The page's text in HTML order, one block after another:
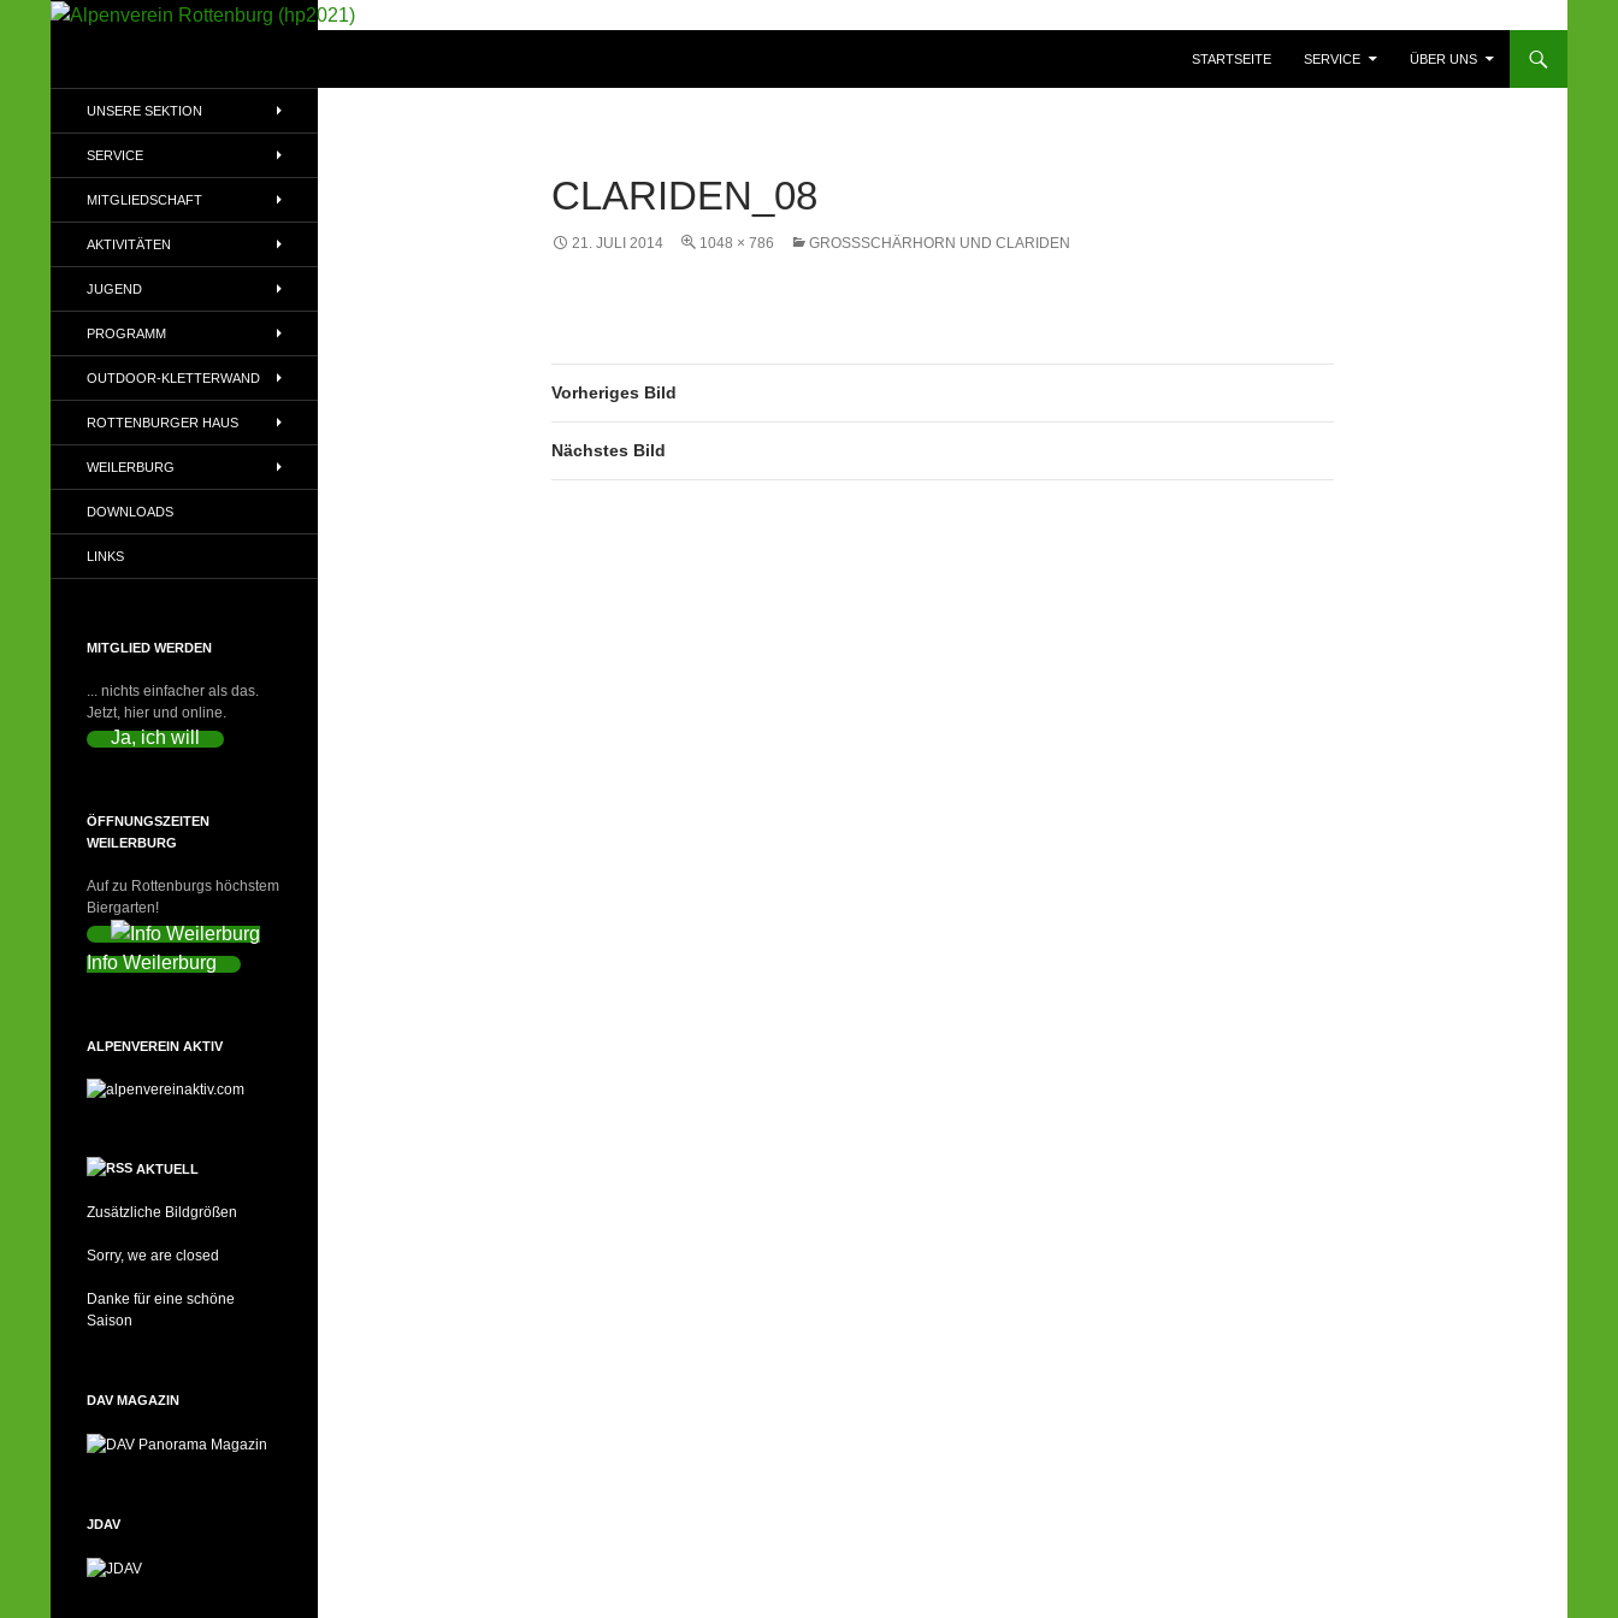
STARTSEITE
SERVICE ÜBER UNS
CLARIDEN_08
21. JULI 2014 1048 × 786 GROSSSCHÄRHORN UND CLARIDEN
Vorheriges Bild
Nächstes Bild
(DAV)
UNSERE SEKTION
SERVICE
MITGLIEDSCHAFT
AKTIVITÄTEN
JUGEND
PROGRAMM
OUTDOOR-KLETTERWAND
ROTTENBURGER HAUS
WEILERBURG
DOWNLOADS
LINKS
MITGLIED WERDEN
... nichts einfacher als das.
Jetzt, hier und online.
Ja, ich will
ÖFFNUNGSZEITEN
WEILERBURG
Auf zu Rottenburgs höchstem
Biergarten!
Info Weilerburg
ALPENVEREIN AKTIV
AKTUELL
Zusätzliche Bildgrößen
Sorry, we are closed
Danke für eine schöne
Saison
DAV MAGAZIN
JDAV